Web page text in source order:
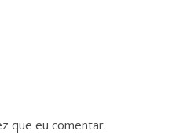
que eu comentar.